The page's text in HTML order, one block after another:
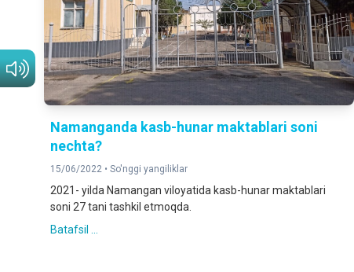
Namanganda kasb-hunar maktablari soni
nechta?
15/06/2022 • So'nggi yangiliklar
2021- yilda Namangan viloyatida kasb-hunar maktablari
soni 27 tani tashkil etmoqda.
Batafsil ...